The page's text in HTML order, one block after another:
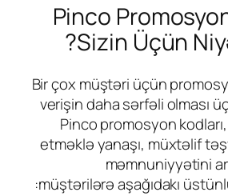
Pinco
Sizin Üçün
Bir çox müştəri üçün
verişin daha sərfəli olması
Pinco promosyon
etməklə yanaşı, müxtəlif
məmnuniyyətini
müştərilərə aşağıdakı